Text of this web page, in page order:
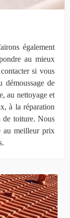
également
au mieux
si vous
démoussage de
au nettoyage et
à la réparation
de toiture. Nous
au meilleur prix